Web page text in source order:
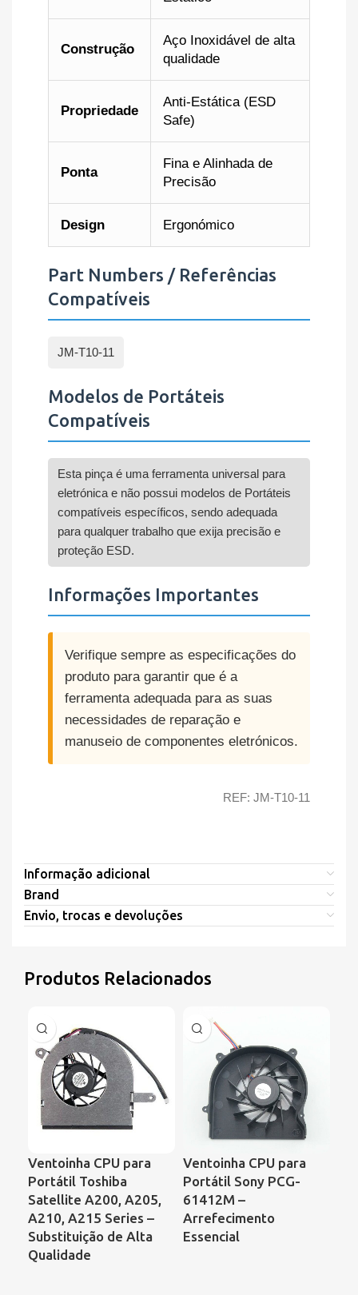
Construção
Aço Inoxidável de alta
qualidade
Propriedade
Anti-Estática (ESD
Safe)
Ponta
Fina e Alinhada de
Precisão
Design Ergonómico
Part Numbers / Referências
Compatíveis
JM-T10-11
Modelos de Portáteis
Compatíveis
Esta pinça é uma ferramenta universal para
eletrónica e não possui modelos de Portáteis
compatíveis específicos, sendo adequada
para qualquer trabalho que exija precisão e
proteção ESD.
Informações Importantes
Verifique sempre as especificações do
produto para garantir que é a
ferramenta adequada para as suas
necessidades de reparação e
manuseio de componentes eletrónicos.
REF: JM-T10-11
Informação adicional
Brand
Envio, trocas e devoluções
Produtos Relacionados
Ventoinha CPU para
Portátil Toshiba
Satellite A200, A205,
A210, A215 Series –
Substituição de Alta
Qualidade
Ventoinha CPU para
Portátil Sony PCG-
61412M –
Arrefecimento
Essencial